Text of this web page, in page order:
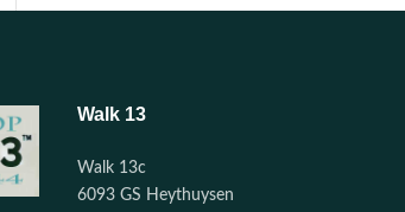
Walk 13
Walk 13c
6093 GS Heythuysen